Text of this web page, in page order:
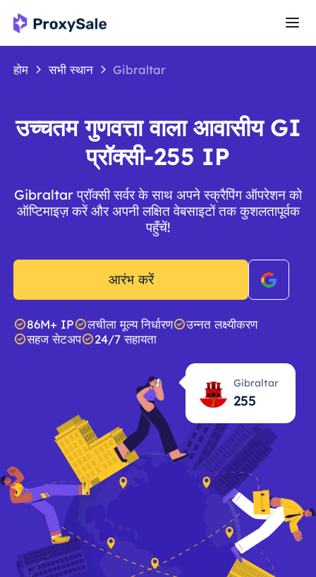
होम सभी स्थान Gibraltar
उच्चतम गुणवत्ता वाला आवासीय GI
प्रॉक्सी-255 IP
Gibraltar प्रॉक्सी सर्वर के साथ अपने स्क्रैपिंग ऑपरेशन को
ऑप्टिमाइज़ करें और अपनी लक्षित वेबसाइटों तक कुशलतापूर्वक
पहुँचें!
आरंभ करें
86M+ IP लचीला मूल्य निर्धारण
उन्नत लक्ष्यीकरण
सहज सेटअप
24/7 सहायता
Gibraltar
255